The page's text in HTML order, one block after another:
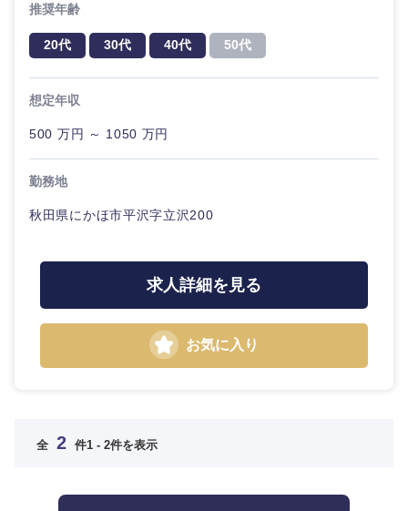
中国・四国地方
鳥取県
愛媛県
推奨年齢
20代 30代 40代 50代
想定年収
500 万円 ～ 1050 万円
勤務地
秋田県にかほ市平沢字立沢200
求人詳細を見る
お気に入り
全 2 件1 - 2件を表示